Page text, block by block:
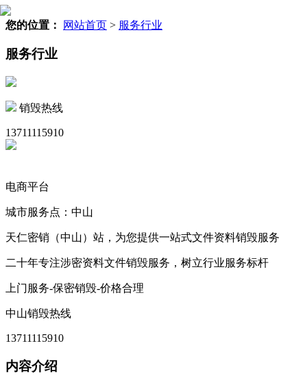
您的位置： 网站首页 > 服务行业
服务行业
销毁热线
13711115910
电商平台
城市服务点：中山
天仁密销（中山）站，为您提供一站式文件资料销毁服务
二十年专注涉密资料文件销毁服务，树立行业服务标杆
上门服务-保密销毁-价格合理
中山销毁热线
13711115910
内容介绍